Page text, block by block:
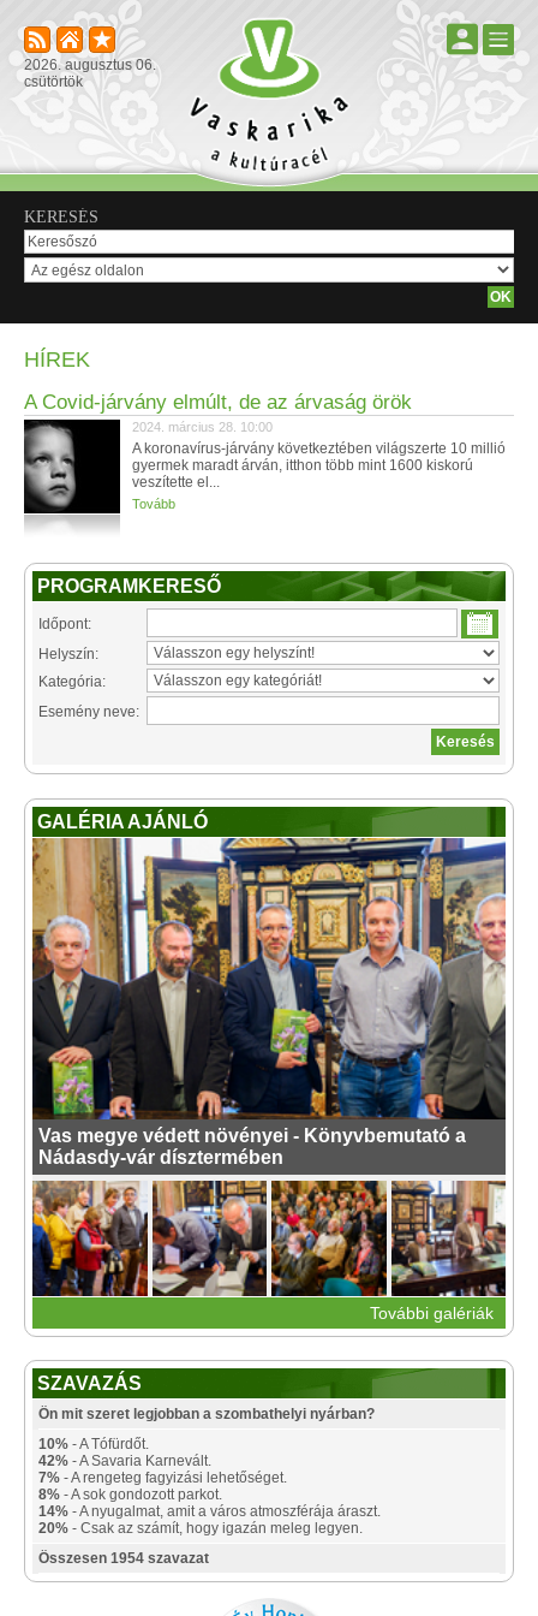
2026. augusztus 06.
csütörtök
KERESÉS
HÍREK
A Covid-járvány elmúlt, de az árvaság örök
2024. március 28. 10:00
A koronavírus-járvány következtében világszerte 10 millió
gyermek maradt árván, itthon több mint 1600 kiskorú
veszítette el...
Tovább
PROGRAMKERESŐ
Időpont:
Helyszín:
Kategória:
Esemény neve:
GALÉRIA AJÁNLÓ
Vas megye védett növényei - Könyvbemutató a
Nádasdy-vár dísztermében
További galériák
SZAVAZÁS
Ön mit szeret legjobban a szombathelyi nyárban?
10% - A Tófürdőt.
42% - A Savaria Karnevált.
7% - A rengeteg fagyizási lehetőséget.
8% - A sok gondozott parkot.
14% - A nyugalmat, amit a város atmoszférája áraszt.
20% - Csak az számít, hogy igazán meleg legyen.
Összesen 1954 szavazat